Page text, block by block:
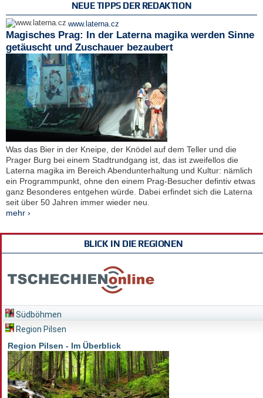
NEUE TIPPS DER REDAKTION
www.laterna.cz
Magisches Prag: In der Laterna magika werden Sinne
getäuscht und Zuschauer bezaubert
Was das Bier in der Kneipe, der Knödel auf dem Teller und die
Prager Burg bei einem Stadtrundgang ist, das ist zweifellos die
Laterna magika im Bereich Abendunterhaltung und Kultur: nämlich
ein Programmpunkt, ohne den einem Prag-Besucher defintiv etwas
ganz Besonderes entgehen würde. Dabei erfindet sich die Laterna
seit über 50 Jahren immer wieder neu.
mehr ›
BLICK IN DIE REGIONEN
Südböhmen
Region Pilsen
Region Pilsen - Im Überblick